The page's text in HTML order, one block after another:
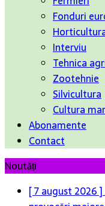
Fonduri
Interviu
Tehnica
Zootehnie
Silvicultura
Cultura
Abonamente
Contact
Noutăți
[ 7 august 2026 ]